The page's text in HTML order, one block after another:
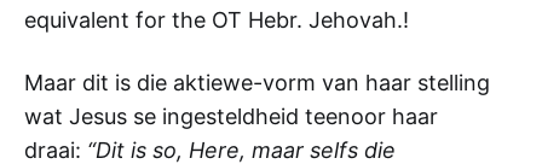
equivalent for the OT Hebr. Jehovah.!
Maar dit is die aktiewe-vorm van haar stelling
wat Jesus se ingesteldheid teenoor haar
draai: “Dit is so, Here, maar selfs die